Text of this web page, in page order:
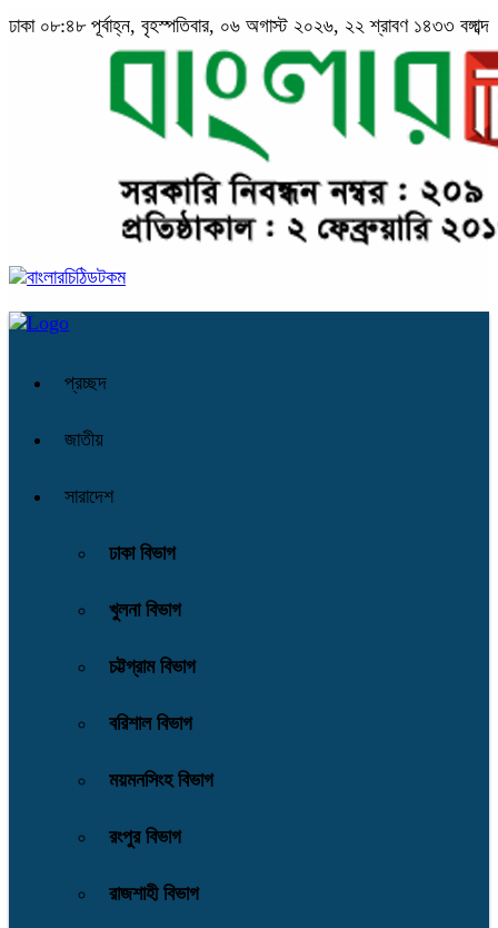
ঢাকা ০৮:৪৮ পূর্বাহ্ন, বৃহস্পতিবার, ০৬ অগাস্ট ২০২৬, ২২ শ্রাবণ ১৪৩৩ বঙ্গাব্দ
প্রচ্ছদ
জাতীয়
সারাদেশ
ঢাকা বিভাগ
খুলনা বিভাগ
চট্টগ্রাম বিভাগ
বরিশাল বিভাগ
ময়মনসিংহ বিভাগ
রংপুর বিভাগ
রাজশাহী বিভাগ